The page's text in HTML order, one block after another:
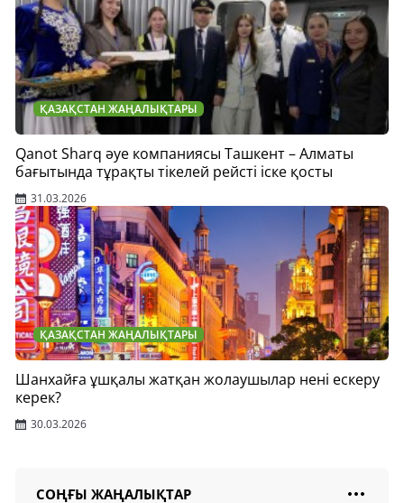
ҚАЗАҚСТАН ЖАҢАЛЫҚТАРЫ
Qanot Sharq әуе компаниясы Ташкент – Алматы
бағытында тұрақты тікелей рейсті іске қосты
31.03.2026
ҚАЗАҚСТАН ЖАҢАЛЫҚТАРЫ
Шанхайға ұшқалы жатқан жолаушылар нені ескеру
керек?
30.03.2026
СОҢҒЫ ЖАҢАЛЫҚТАР